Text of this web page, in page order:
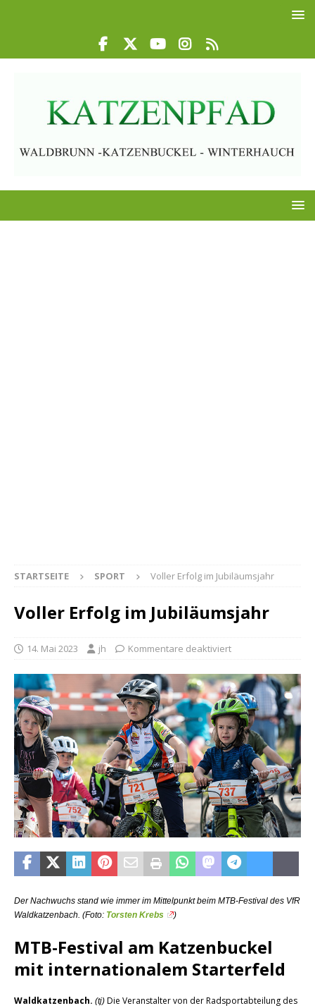
STARTSEITE SPORT Voller Erfolg im Jubiläumsjahr
Voller Erfolg im Jubiläumsjahr
14. Mai 2023 jh Kommentare deaktiviert
Der Nachwuchs stand wie immer im Mittelpunkt beim MTB-Festival des VfR
Waldkatzenbach. (Foto: Torsten Krebs )
MTB-Festival am Katzenbuckel
mit internationalem Starterfeld
Waldkatzenbach. (tj) Die Veranstalter von der Radsportabteilung des